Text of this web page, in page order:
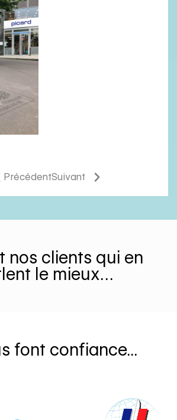
PrécédentSuivant
nos clients qui en
le mieux…
font confiance...